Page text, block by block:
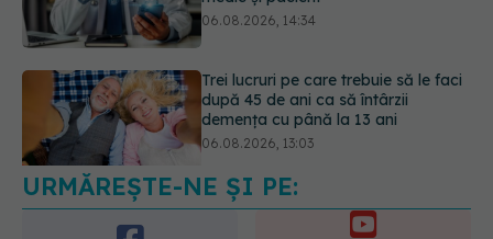
după 45 de ani ca să întârzii
demența cu până la 13 ani
Colebil și Panzcebil, blocate
temporar în farmacii. ANMDMR
explică de ce a luat măsura
06.08.2026, 16:37
URMĂREȘTE-NE ȘI PE: